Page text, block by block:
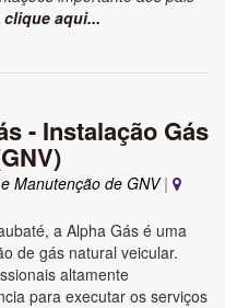
clique aqui...
- Instalação Gás
Manutenção de GNV|
a Alpha Gás é uma
de gás natural veicular.
altamente
para executar os serviços